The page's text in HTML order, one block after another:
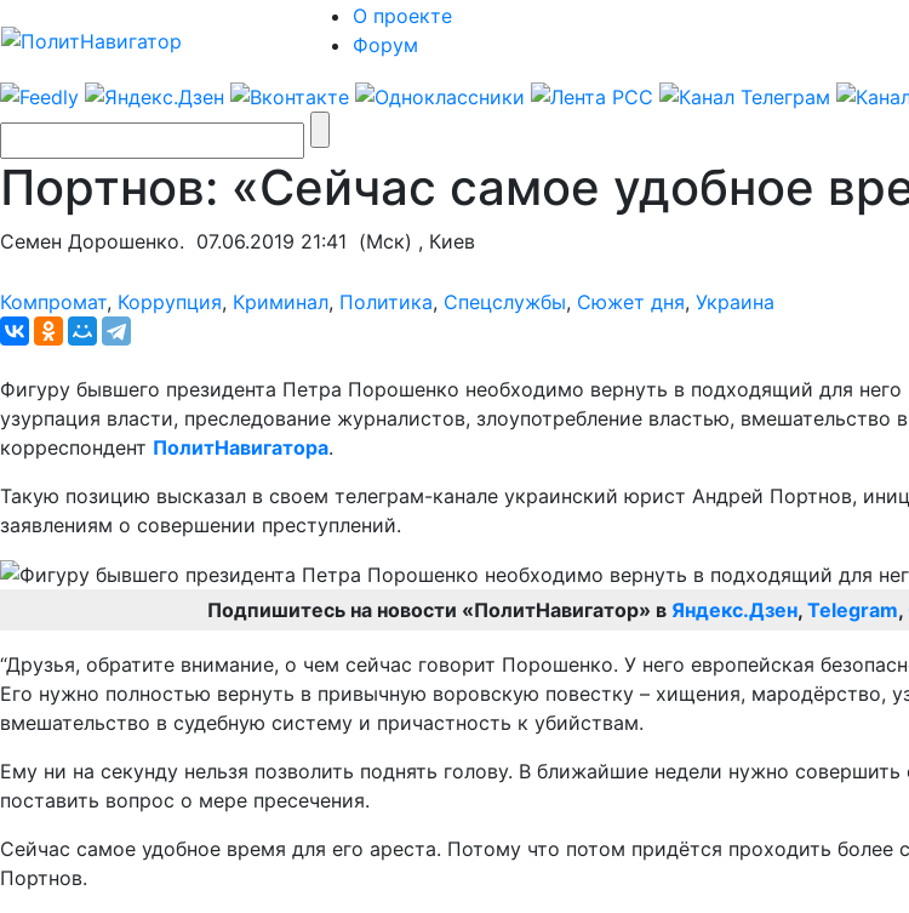
О проекте
Форум
Портнов: «Сейчас самое удобное
Семен Дорошенко. 07.06.2019 21:41 (Мск) , Киев
Компромат, Коррупция, Криминал, Политика, Спецслужбы, Сюжет дня, Украина
Фигуру бывшего президента Петра Порошенко необходимо вернуть в подходящий для
узурпация власти, преследование журналистов, злоупотребление властью,
корреспондент ПолитНавигатора.
Такую позицию высказал в своем телеграм-канале украинский юрист Андрей Портнов,
заявлениям о совершении преступлений.
Подпишитесь на новости «ПолитНавигатор» в Яндекс.Дзен, Telegram,
“Друзья, обратите внимание, о чем сейчас говорит Порошенко. У него европейская
Его нужно полностью вернуть в привычную воровскую повестку – хищения, мародёрство,
вмешательство в судебную систему и причастность к убийствам.
Ему ни на секунду нельзя позволить поднять голову. В ближайшие недели нужно
поставить вопрос о мере пресечения.
Сейчас самое удобное время для его ареста. Потому что потом придётся проходить
Портнов.